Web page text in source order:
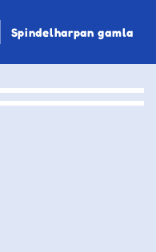
Spindelharpan gamla